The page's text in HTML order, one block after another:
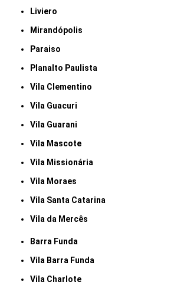
Liviero
Mirandópolis
Paraiso
Planalto Paulista
Vila Clementino
Vila Guacuri
Vila Guarani
Vila Mascote
Vila Missionária
Vila Moraes
Vila Santa Catarina
Vila da Mercês
Barra Funda
Vila Barra Funda
Vila Charlote